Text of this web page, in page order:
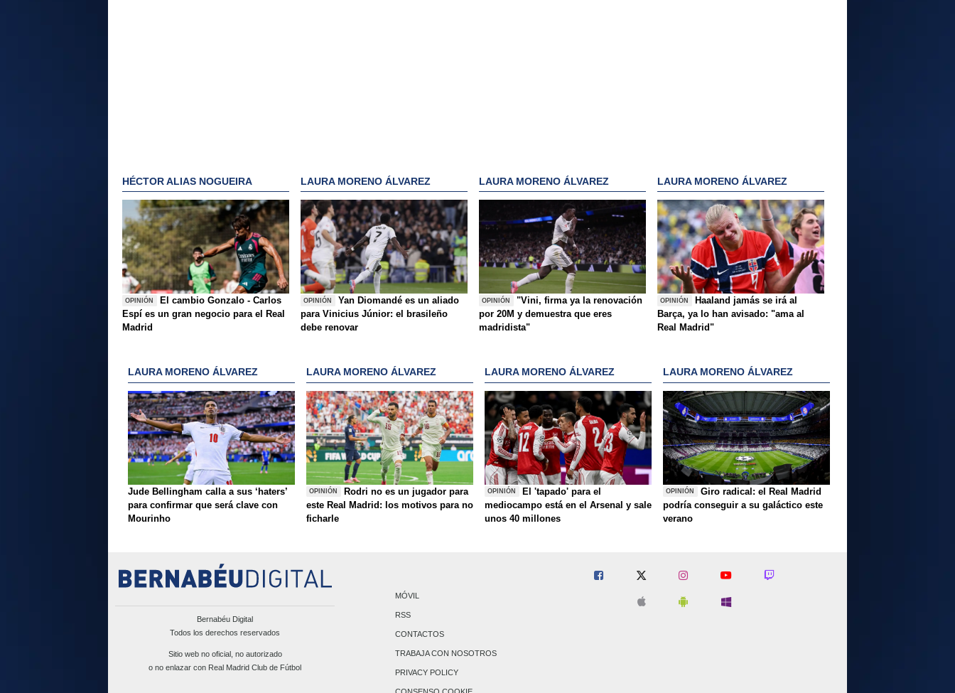
HÉCTOR ALIAS NOGUEIRA
OPINIÓN
El cambio Gonzalo - Carlos
Espí es un gran negocio para el Real
Madrid
LAURA MORENO ÁLVAREZ
OPINIÓN
Yan Diomandé es un aliado
para Vinicius Júnior: el brasileño
debe renovar
LAURA MORENO ÁLVAREZ
OPINIÓN
"Vini, firma ya la renovación
por 20M y demuestra que eres
madridista"
LAURA MORENO ÁLVAREZ
OPINIÓN
Haaland jamás se irá al
Barça, ya lo han avisado: "ama al
Real Madrid"
LAURA MORENO ÁLVAREZ
Jude Bellingham calla a sus ‘haters’
para confirmar que será clave con
Mourinho
LAURA MORENO ÁLVAREZ
OPINIÓN
Rodri no es un jugador para
este Real Madrid: los motivos para no
ficharle
LAURA MORENO ÁLVAREZ
OPINIÓN
El 'tapado' para el
mediocampo está en el Arsenal y sale
unos 40 millones
LAURA MORENO ÁLVAREZ
OPINIÓN
Giro radical: el Real Madrid
podría conseguir a su galáctico este
verano
Bernabéu Digital
Todos los derechos reservados
Sitio web no oficial, no autorizado
o no enlazar con Real Madrid Club de Fútbol
MÓVIL
RSS
CONTACTOS
TRABAJA CON NOSOTROS
PRIVACY POLICY